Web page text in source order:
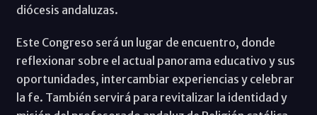
diócesis andaluzas.
Este Congreso será un lugar de encuentro, donde
reflexionar sobre el actual panorama educativo y sus
oportunidades, intercambiar experiencias y celebrar
la fe. También servirá para revitalizar la identidad y